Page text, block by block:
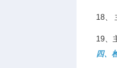
18、
19、
四、